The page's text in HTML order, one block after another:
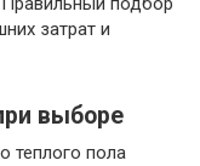
затрат и
выборе
теплого пола